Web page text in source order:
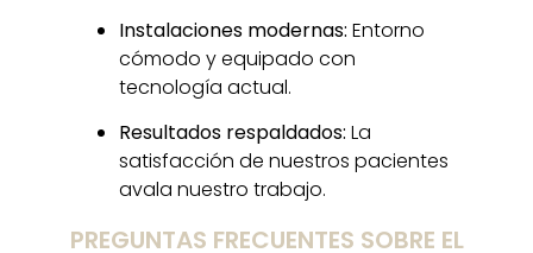
Instalaciones modernas: Entorno
cómodo y equipado con
tecnología actual.
Resultados respaldados: La
satisfacción de nuestros pacientes
avala nuestro trabajo.
PREGUNTAS FRECUENTES SOBRE EL